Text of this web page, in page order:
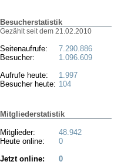
Besucherstatistik
Gezählt seit dem 21.02.2010
Seitenaufrufe:
Besucher:
Aufrufe heute:
Besucher heute:
7.290.886
1.096.609
1.997
104
Mitgliederstatistik
Mitglieder:
Heute online:
48.942
0
Jetzt online:
0